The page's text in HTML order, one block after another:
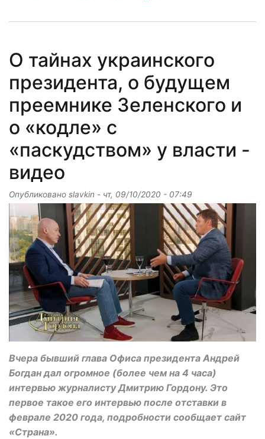
О тайнах украинского
президента, о будущем
преемнике Зеленского и
о «кодле» с
«паскудством» у власти -
видео
Опубликовано slavkin - чт, 09/10/2020 - 07:49
Вчера бывший глава Офиса президента Андрей
Богдан дал огромное (более чем на 4 часа)
интервью журналисту Дмитрию Гордону. Это
первое такое его интервью после отставки в
феврале 2020 года, подробности сообщает сайт
«Страна».